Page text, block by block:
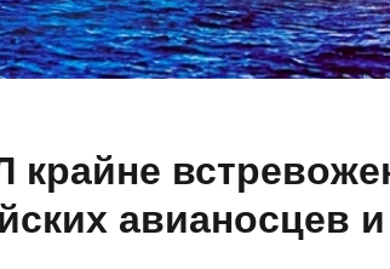
крайне
авианосцев